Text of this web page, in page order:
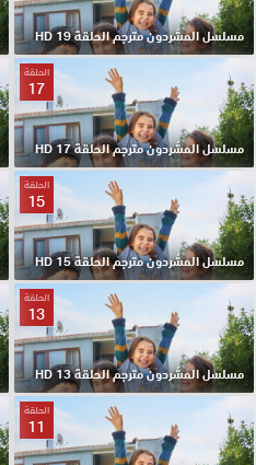
مسلسل المشردون مترجم الحلقة 19 HD
الحلقة
17
مسلسل المشردون مترجم الحلقة 17 HD
الحلقة
15
مسلسل المشردون مترجم الحلقة 15 HD
الحلقة
13
مسلسل المشردون مترجم الحلقة 13 HD
الحلقة
11